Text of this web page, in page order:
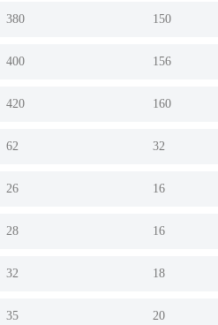
380 150
400 156
420 160
62 32
26 16
28 16
32 18
35 20